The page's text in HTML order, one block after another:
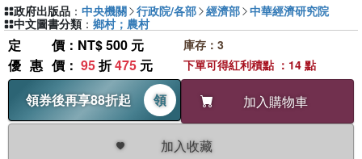
定價 ：NT$ 500 元
優惠價 ： 95折475 元
領券後再享88折起
領 加入購物車
加入收藏
庫存：3
下單可得紅利積點 ：14 點
政府出版品 ： 中央機關 行政院/各部 經濟部 中華經濟研究院
中文圖書分類 ： 鄉村；農村